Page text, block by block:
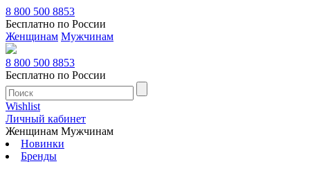
8 800 500 8853
Бесплатно по России
Женщинам Мужчинам
8 800 500 8853
Бесплатно по России
Wishlist
Личный кабинет
Женщинам Мужчинам
Новинки
Бренды